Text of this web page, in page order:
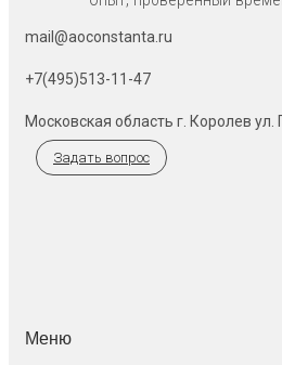
mail@aoconstanta.ru
+7(495)513-11-47
Московская область г. Королев ул.
Задать вопрос
Меню